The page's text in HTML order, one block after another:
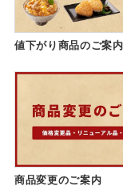
値下がり商品のご案内
商品変更のご案内